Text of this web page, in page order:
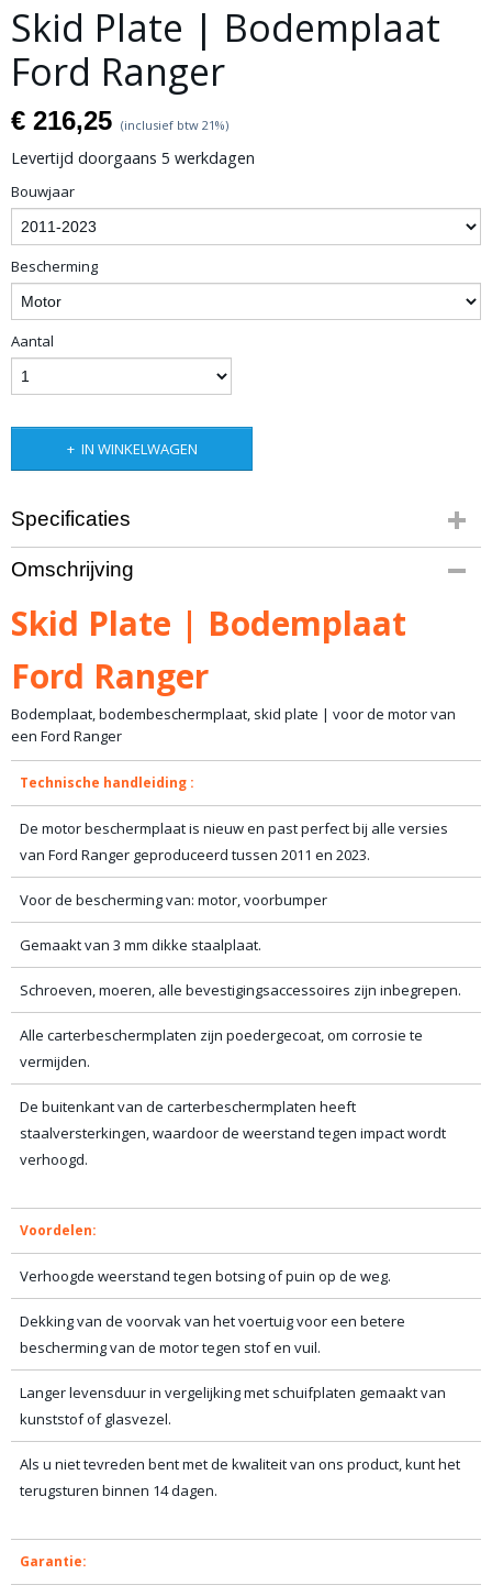
Skid Plate | Bodemplaat
Ford Ranger
€ 216,25 (inclusief btw 21%)
Levertijd doorgaans 5 werkdagen
Bouwjaar
Bescherming
Aantal
IN WINKELWAGEN
Specificaties
Productcode
1112-92
Bruto gewicht
20,00 Kg
Omschrijving
Skid Plate | Bodemplaat
Ford Ranger
Bodemplaat, bodembeschermplaat, skid plate | voor de motor van
een Ford Ranger
Technische handleiding :
De motor beschermplaat is nieuw en past perfect bij alle versies
van Ford Ranger geproduceerd tussen 2011 en 2023.
Voor de bescherming van: motor, voorbumper
Gemaakt van 3 mm dikke staalplaat.
Schroeven, moeren, alle bevestigingsaccessoires zijn inbegrepen.
Alle carterbeschermplaten zijn poedergecoat, om corrosie te
vermijden.
De buitenkant van de carterbeschermplaten heeft
staalversterkingen, waardoor de weerstand tegen impact wordt
verhoogd.
Voordelen:
Verhoogde weerstand tegen botsing of puin op de weg.
Dekking van de voorvak van het voertuig voor een betere
bescherming van de motor tegen stof en vuil.
Langer levensduur in vergelijking met schuifplaten gemaakt van
kunststof of glasvezel.
Als u niet tevreden bent met de kwaliteit van ons product, kunt het
terugsturen binnen 14 dagen.
Garantie: